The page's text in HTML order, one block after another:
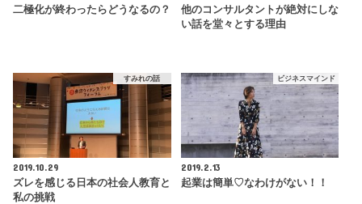
二極化が終わったらどうなるの？
他のコンサルタントが絶対にしな
い話を堂々とする理由
すみれの話
2019.10.29
ズレを感じる日本の社会人教育と
私の挑戦
ビジネスマインド
2019.2.13
起業は簡単♡なわけがない！！